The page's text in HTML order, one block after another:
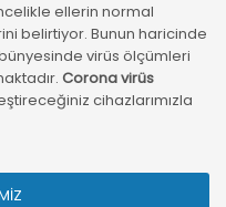
ellerin normal
belirtiyor. Bunun haricinde
virüs ölçümleri
Corona virüs
cihazlarımızla